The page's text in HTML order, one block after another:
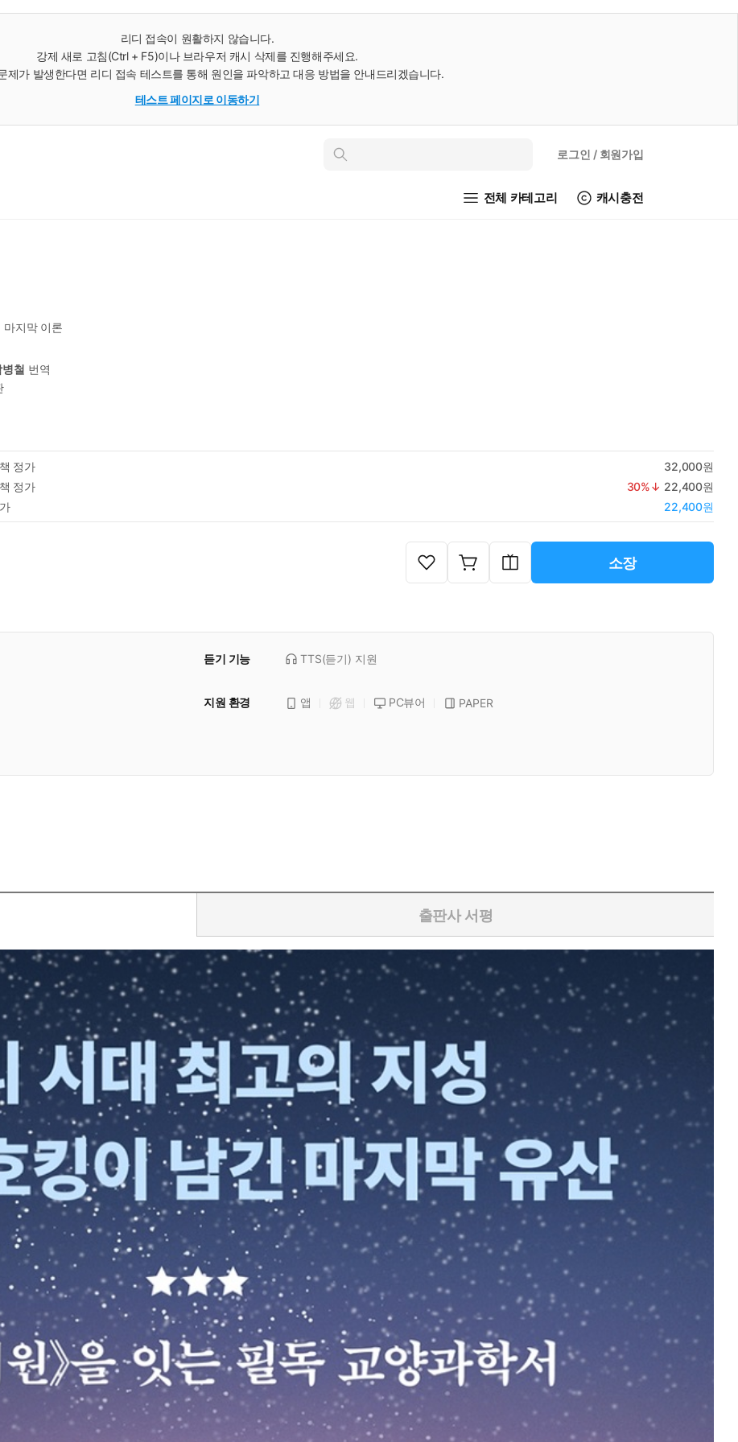
리디 접속이 원활하지 않습니다.
강제 새로 고침(Ctrl + F5)이나 브라우저 캐시 삭제를 진행해주세요.
제가 발생한다면 리디 접속 테스트를 통해 원인을 파악하고 대응 방법을 안내드리겠습니다.
테스트 페이지로 이동하기
인
로그인 / 회원가입
전체 카테고리 캐시충전
마지막 이론
병철 번역
정가
32,000원
정가
30%↓ 22,400원
22,400원
소장
듣기 기능 TTS(듣기) 지원
지원 환경 앱 웹 PC뷰어
PAPER
출판사 서평